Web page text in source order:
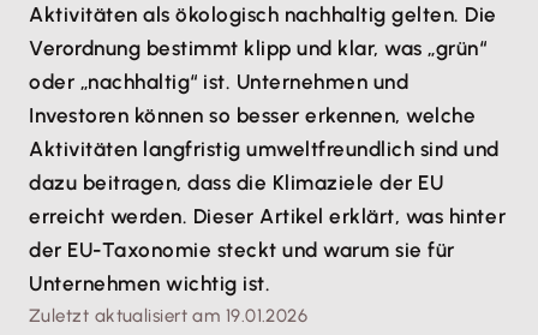
Aktivitäten als ökologisch nachhaltig gelten. Die
Verordnung bestimmt klipp und klar, was „grün“
oder „nachhaltig“ ist. Unternehmen und
Investoren können so besser erkennen, welche
Aktivitäten langfristig umweltfreundlich sind und
dazu beitragen, dass die Klimaziele der EU
erreicht werden. Dieser Artikel erklärt, was hinter
der EU-Taxonomie steckt und warum sie für
Unternehmen wichtig ist.
Zuletzt aktualisiert am 19.01.2026